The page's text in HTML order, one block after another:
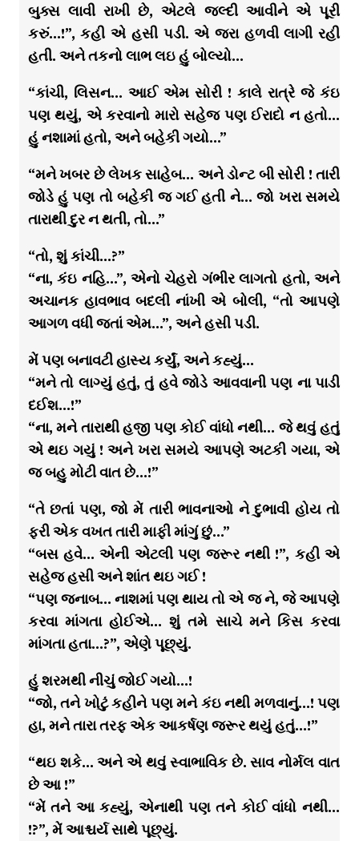
બુક્સ લાવી રાખી છે, એટલે જલ્દી આવીને એ પૂરી
કરું…!”, કહી એ હસી પડી. એ જરા હળવી લાગી રહી
હતી. અને તકનો લાભ લઇ હું બોલ્યો…
“કાંચી, લિસન… આઈ એમ સોરી ! કાલે રાત્રે જે કંઇ
પણ થયું, એ કરવાનો મારો સહેજ પણ ઈરાદો ન હતો…
હું નશામાં હતો, અને બહેકી ગયો…”
“મને ખબર છે લેખક સાહેબ… અને ડોન્ટ બી સોરી ! તારી
જોડે હું પણ તો બહેકી જ ગઈ હતી ને… જો ખરા સમયે
તારાથી દુર ન થતી, તો…”
“તો, શું કાંચી…?”
“ના, કંઇ નહિ…”, એનો ચેહરો ગંભીર લાગતો હતો, અને
અચાનક હાવભાવ બદલી નાંખી એ બોલી, “તો આપણે
આગળ વધી જતાં એમ…”, અને હસી પડી.
મેં પણ બનાવટી હાસ્ય કર્યું, અને કહ્યું…
“મને તો લાગ્યું હતું, તું હવે જોડે આવવાની પણ ના પાડી
દઈશ…!”
“ના, મને તારાથી હજી પણ કોઈ વાંધો નથી… જે થવું હતું
એ થઇ ગયું ! અને ખરા સમયે આપણે અટકી ગયા, એ
જ બહુ મોટી વાત છે…!”
“તે છતાં પણ, જો મેં તારી ભાવનાઓ ને દુભાવી હોય તો
ફરી એક વખત તારી માફી માંગું છું…”
“બસ હવે… એની એટલી પણ જરૂર નથી !”, કહી એ
સહેજ હસી અને શાંત થઇ ગઈ !
“પણ જનાબ… નાશમાં પણ થાય તો એ જ ને, જે આપણે
કરવા માંગતા હોઈએ… શું તમે સાચે મને કિસ કરવા
માંગતા હતા…?”, એણે પૂછ્યું.
હું શરમથી નીચું જોઈ ગયો…!
“જો, તને ખોટું કહીને પણ મને કંઇ નથી મળવાનું…! પણ
હા, મને તારા તરફ એક આકર્ષણ જરૂર થયું હતું…!”
“થઇ શકે… અને એ થવું સ્વાભાવિક છે. સાવ નોર્મલ વાત
છે આ !”
“મેં તને આ કહ્યું, એનાથી પણ તને કોઈ વાંધો નથી…
!?”, મેં આશ્ચર્ય સાથે પૂછ્યું.